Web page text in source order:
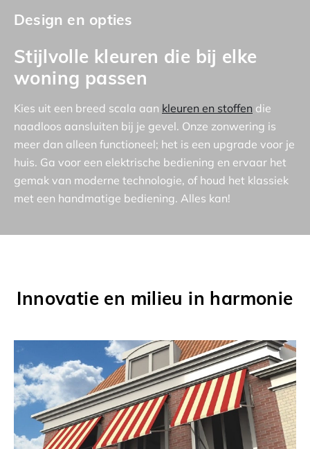
Design en opties
Stijlvolle kleuren die bij elke
woning passen
Kies uit een breed scala aan kleuren en stoffen die
naadloos aansluiten bij je gevel. Onze zonwering is
meer dan alleen functioneel; het is een upgrade voor je
huis. Ga voor een elektrische bediening en ervaar het
gemak van moderne technologie, of houd het klassiek
met een handmatige bediening. Alles kan!
Innovatie en milieu in harmonie